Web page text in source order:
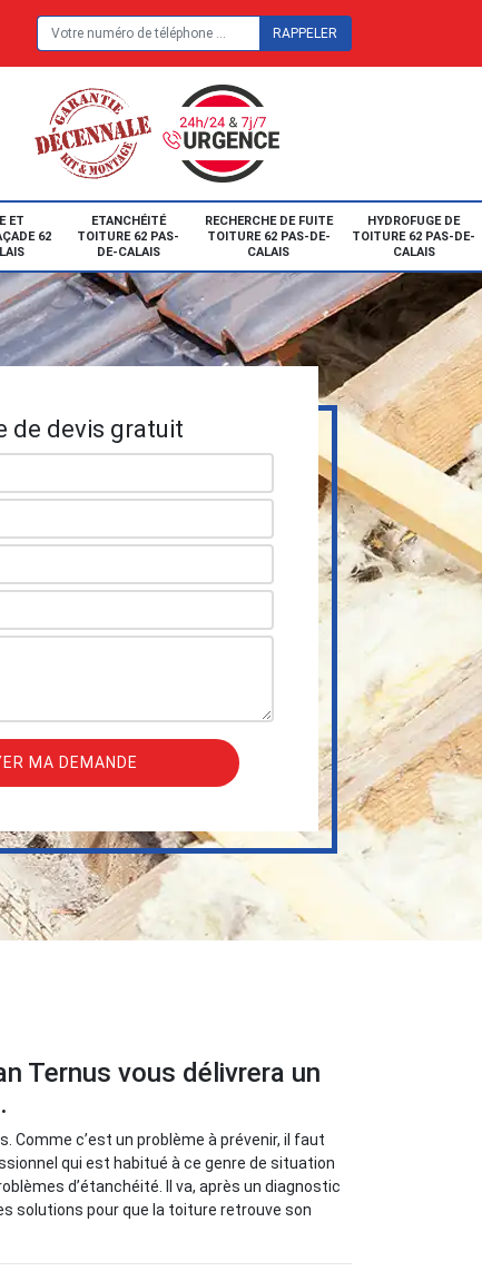
ET
62
ETANCHÉITÉ
TOITURE 62 PAS-
DE-CALAIS
RECHERCHE DE FUITE
TOITURE 62 PAS-DE-
CALAIS
HYDROFUGE DE
TOITURE 62 PAS-DE-
CALAIS
de devis gratuit
Ternus vous délivrera un
c’est un problème à prévenir, il faut
qui est habitué à ce genre de situation
d’étanchéité. Il va, après un diagnostic
solutions pour que la toiture retrouve son